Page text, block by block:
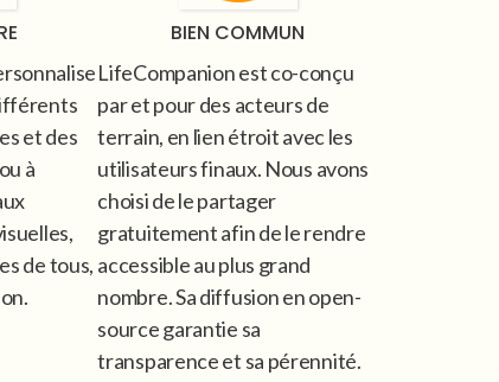
et des
à
de tous,
BIEN COMMUN
LifeCompanion est co-conçu
par et pour des acteurs de
terrain, en lien étroit avec les
utilisateurs finaux. Nous avons
choisi de le partager
gratuitement afin de le rendre
accessible au plus grand
nombre. Sa diffusion en open-
source garantie sa
transparence et sa pérennité.